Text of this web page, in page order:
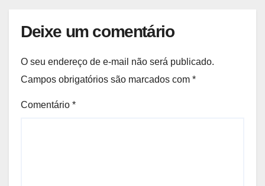
Deixe um comentário
O seu endereço de e-mail não será publicado.
Campos obrigatórios são marcados com *
Comentário *